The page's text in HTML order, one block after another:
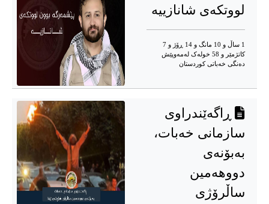
لووتکەی شانازییە
1 ساڵ و 10 مانگ و 14 ڕۆژ و 7
کاتژمێر و 58 خوله‌ک له‌مه‌وپێش‌
دەنگی خەباتی کوردستان
ڕاگەێندراوی
سازمانی خەبات،
بەبۆنەی
دووهەمین
ساڵرۆژی